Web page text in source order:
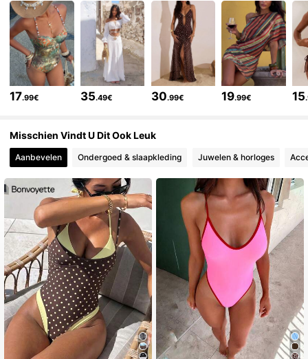
4.78 572K Volgers
4.78 572K Volgers
4.78 572K Volgers
4.78 572K Volgers
4.78 572K Volgers
4.78 572K Volgers
572K Volgers
17.99€ 35.49€ 30.99€ 19.99€ 15
Misschien Vindt U Dit Ook Leuk
Aanbevelen Ondergoed & slaapkleding Juwelen & horloges